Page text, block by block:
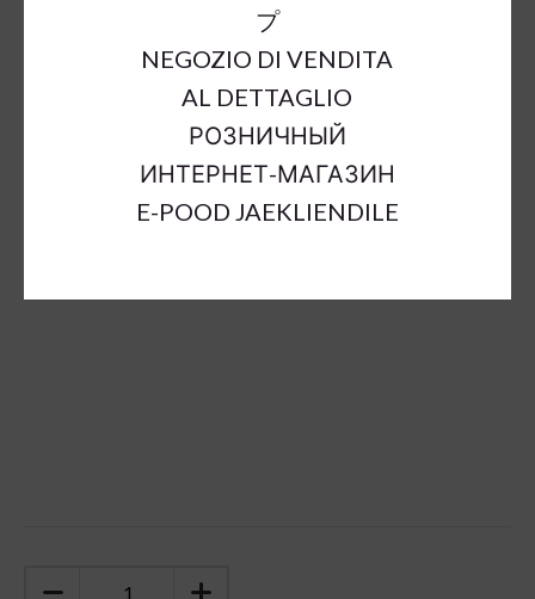
37727
a4,5-10cm;h4,5-10cm
lacked brass
Sort Material:
metal decorations
プ
NEGOZIO DI VENDITA
AL DETTAGLIO
РОЗНИЧНЫЙ
ИНТЕРНЕТ-МАГАЗИН
E-POOD JAEKLIENDILE